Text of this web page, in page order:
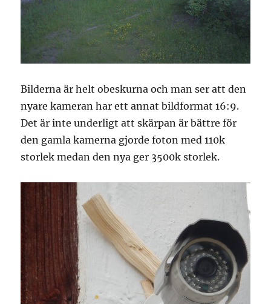
Bilderna är helt obeskurna och man ser att den
nyare kameran har ett annat bildformat 16:9.
Det är inte underligt att skärpan är bättre för
den gamla kamerna gjorde foton med 110k
storlek medan den nya ger 3500k storlek.